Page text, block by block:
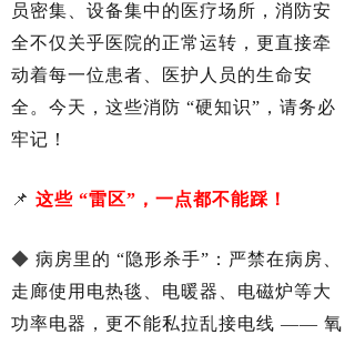
员密集、设备集中的医疗场所，消防安
全不仅关乎医院的正常运转，更直接牵
动着每一位患者、医护人员的生命安
全。今天，这些消防 “硬知识”，请务必
牢记！
📌 这些 “雷区”，一点都不能踩！
◆ 病房里的 “隐形杀手”：严禁在病房、
走廊使用电热毯、电暖器、电磁炉等大
功率电器，更不能私拉乱接电线 —— 氧